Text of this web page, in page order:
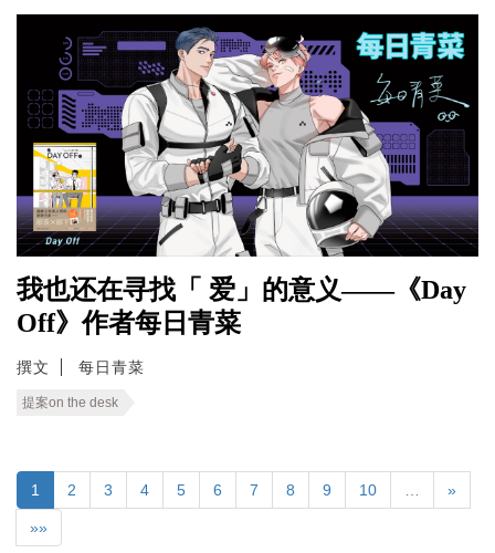
我也还在寻找「 爱」的意义——《Day
Off》作者每日青菜
撰文 每日青菜
提案on the desk
1 2 3 4 5 6 7 8 9 10 »
»»